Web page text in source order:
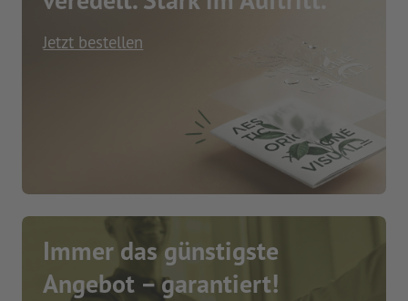
Jetzt bestellen
Immer das günstigste
Angebot – garantiert!